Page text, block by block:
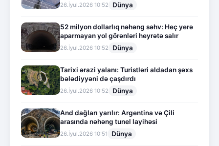
26.İyul.2026 10:52 Dünya
52 milyon dollarlıq nəhəng səhv: Heç yerə
aparmayan yol görənləri heyrətə salır
26.İyul.2026 10:52 Dünya
Tarixi ərazi yalanı: Turistləri aldadan şəxs
bələdiyyəni də çaşdırdı
26.İyul.2026 10:52 Dünya
And dağları yarılır: Argentina və Çili
arasında nəhəng tunel layihəsi
26.İyul.2026 10:51 Dünya